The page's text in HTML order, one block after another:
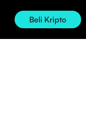
Beli Kripto